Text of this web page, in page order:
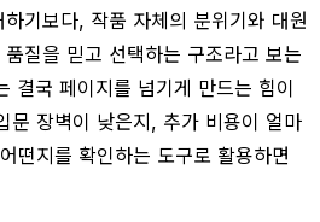
기보다, 작품 자체의 분위기와 대원
질을 믿고 선택하는 구조라고 보는
결국 페이지를 넘기게 만드는 힘이
문 장벽이 낮은지, 추가 비용이 얼마
떤지를 확인하는 도구로 활용하면